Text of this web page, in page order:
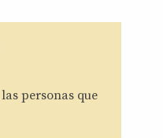
personas que